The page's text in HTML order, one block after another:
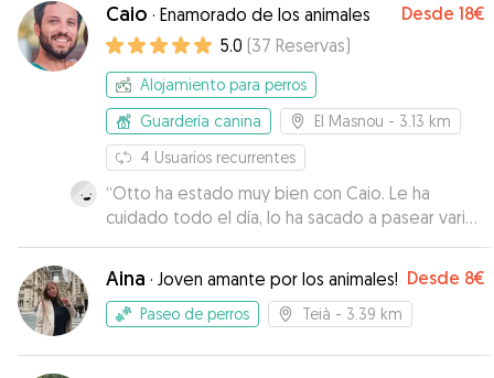
Caio · Enamorado de los animales Desde 18€
5.0 (37 Reservas)
Alojamiento para perros
Guardería canina
El Masnou - 3.13 km
4 Usuarios recurrentes
“Otto ha estado muy bien con Caio. Le ha
cuidado todo el día, lo ha sacado a pasear varias
veces y nos ha enviado fotos y vídeos. Ademas
ha venido a buscarlo súper puntual . Seguro que
repetiremos. ”
Aina · Joven amante por los animales! Desde 8€
Paseo de perros Teià - 3.39 km